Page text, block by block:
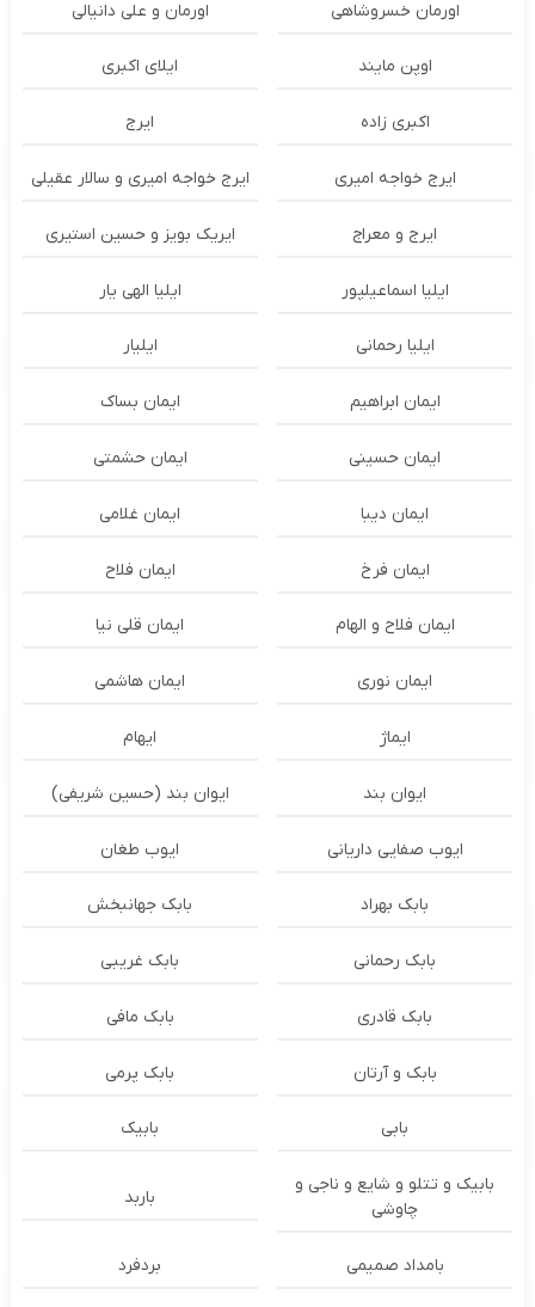
اورمان خسروشاهی اورمان و علی دانیالی
اوپن مایند ايلاى اكبرى
اکبری زاده ایرج
ایرج خواجه امیری ایرج خواجه امیری و سالار عقیلی
ایرج و معراج ایریک بویز و حسین استیری
ایلیا اسماعیلپور ایلیا الهی یار
ایلیا رحمانی ایلیار
ایمان ابراهیم ایمان بساک
ایمان حسینی ایمان حشمتی
ایمان دیبا ایمان غلامی
ایمان فرخ ایمان فلاح
ایمان فلاح و الهام ایمان قلی نیا
ایمان نوری ایمان هاشمی
ایماژ ایهام
ایوان بند ایوان بند (حسین شریفی)
ایوب صفایی داریانی ایوب طغان
بابک بهراد بابک جهانبخش
بابک رحمانی بابک غریبی
بابک قادری بابک مافی
بابک و آرتان بابک پرمی
بابی بابیک
بابیک و تتلو و شایع و ناجی و
چاوشی
باربد
بامداد صمیمی بردفرد